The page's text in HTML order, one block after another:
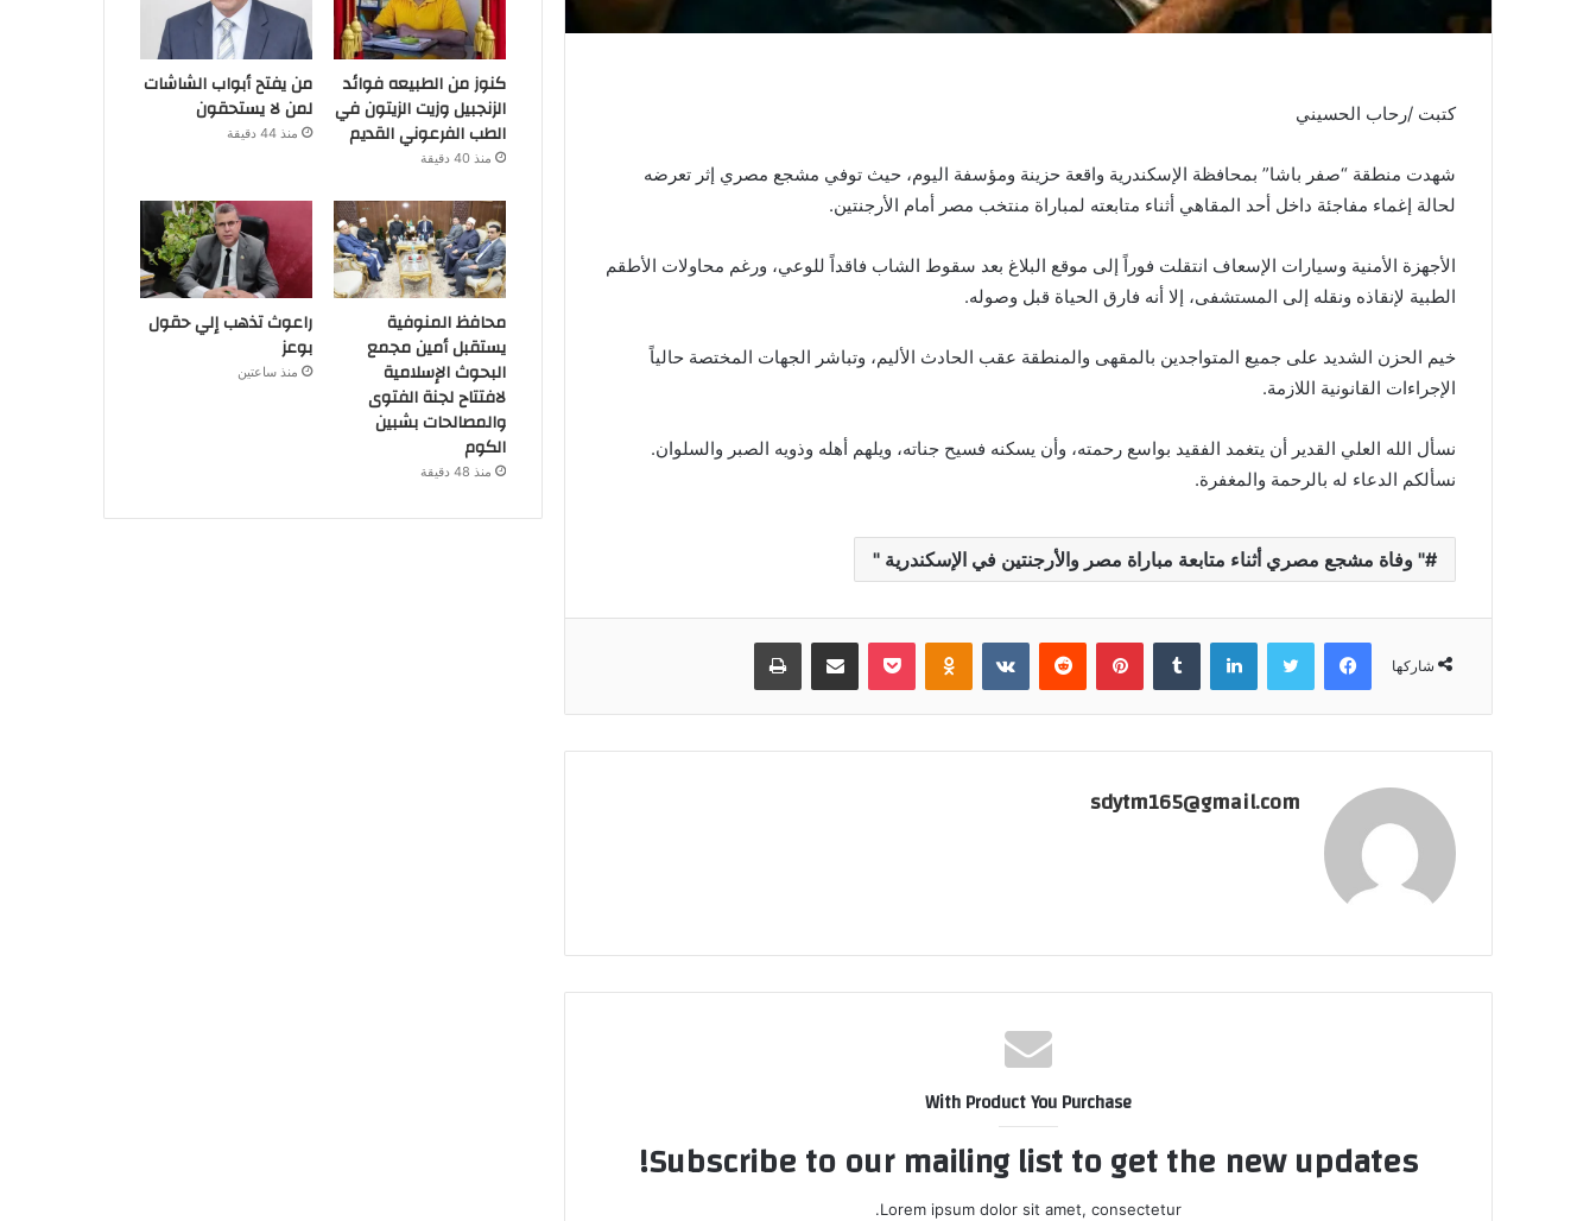
كتبت /رحاب الحسيني
شهدت منطقة “صفر باشا” بمحافظة الإسكندرية واقعة حزينة ومؤسفة اليوم، حيث توفي مشجع مصري إثر تعرضه
لحالة إغماء مفاجئة داخل أحد المقاهي أثناء متابعته لمباراة منتخب مصر أمام الأرجنتين.
الأجهزة الأمنية وسيارات الإسعاف انتقلت فوراً إلى موقع البلاغ بعد سقوط الشاب فاقداً للوعي، ورغم محاولات الأطقم
الطبية لإنقاذه ونقله إلى المستشفى، إلا أنه فارق الحياة قبل وصوله.
خيم الحزن الشديد على جميع المتواجدين بالمقهى والمنطقة عقب الحادث الأليم، وتباشر الجهات المختصة حالياً
الإجراءات القانونية اللازمة.
نسأل الله العلي القدير أن يتغمد الفقيد بواسع رحمته، وأن يسكنه فسيح جناته، ويلهم أهله وذويه الصبر والسلوان.
نسألكم الدعاء له بالرحمة والمغفرة.
" وفاة مشجع مصري أثناء متابعة مباراة مصر والأرجنتين في الإسكندرية "
شاركها
فيسبوك تويتر لينكدإن بينتيريست Odnoklassniki
بوكيت مشاركة عبر البريد طباعة
sdytm165@gmail.com
With Product You Purchase
Subscribe to our mailing list to get the new updates!
Lorem ipsum dolor sit amet, consectetur.
كنوز من الطبيعه فوائد
الزنجبيل وزيت الزيتون في
الطب الفرعوني القديم
منذ 40 دقيقة
من يفتح أبواب الشاشات
لمن لا يستحقون
منذ 44 دقيقة
محافظ المنوفية
يستقبل أمين مجمع
البحوث الإسلامية
لافتتاح لجنة الفتوى
والمصالحات بشبين
الكوم
منذ 48 دقيقة
راعوث تذهب إلي حقول
بوعز
منذ ساعتين